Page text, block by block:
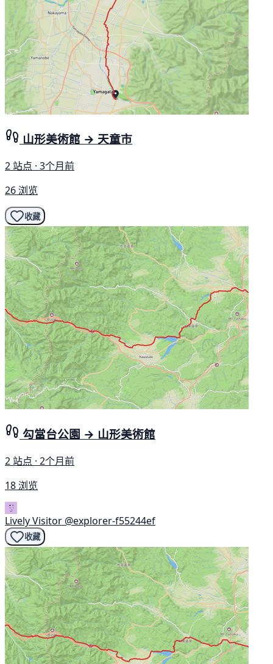
山形美術館 → 天童市
2 站点 · 3个月前
26 浏览
收藏
勾當台公園 → 山形美術館
2 站点 · 2个月前
18 浏览
Lively Visitor @explorer-f55244ef
收藏